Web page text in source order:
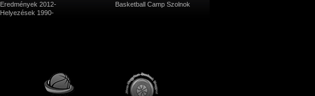
Eredmények 2012-
Helyezések 1990-
Basketball Camp Szolnok